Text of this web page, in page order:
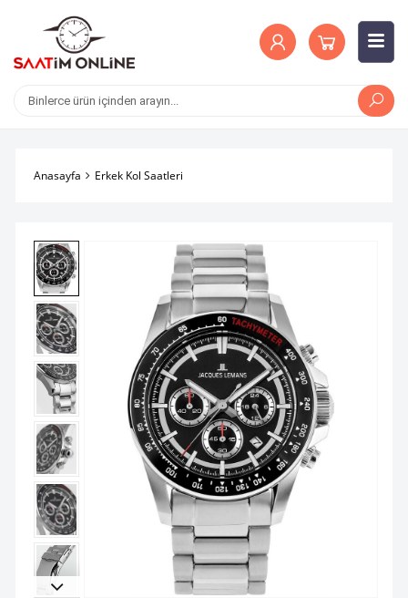
Anasayfa Erkek Kol Saatleri